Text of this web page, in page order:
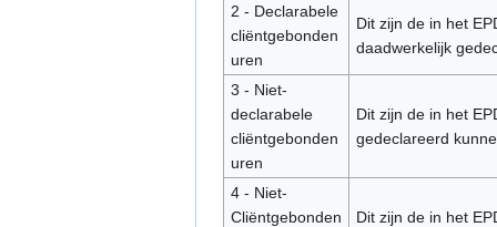
2 - Declarabele
cliëntgebonden
uren
Dit zijn de in het
daadwerkelijk
3 - Niet-
declarabele
cliëntgebonden
uren
Dit zijn de in het
gedeclareerd
4 - Niet-
Cliëntgebonden
Dit zijn de in het